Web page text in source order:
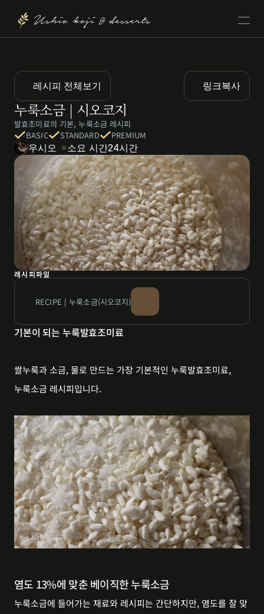
Ushio koji & desserts
레시피 전체보기 링크복사
누룩소금 | 시오코지
발효조미료의 기본, 누룩소금 레시피
BASIC
STANDARD PREMIUM
우시오 소요 시간24시간
기본이 되는 누룩발효조미료
쌀누룩과 소금, 물로 만드는 가장 기본적인 누룩발효조미료,
누룩소금 레시피입니다.
염도 13%에 맞춘 베이직한 누룩소금
누룩소금에 들어가는 재료와 레시피는 간단하지만, 염도를 잘 맞
레시피파일
RECIPE | 누룩소금(시오코지)